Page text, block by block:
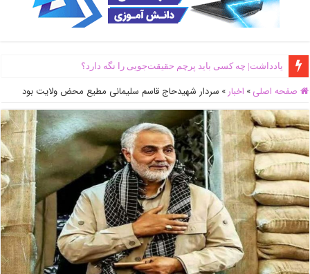
یادداشت| ‌چه کسی باید پرچم حقیقت‌جویی را نگه دارد؟
صفحه اصلی » اخبار » سردار شهیدحاج قاسم سلیمانی مطیع محض ولایت بود